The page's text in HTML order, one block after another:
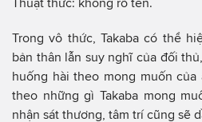
Trong vô thức, Takaba có thể
bản thân lẫn suy nghĩ của đối
huống hài theo mong muốn
theo những gì Takaba mong
nhận sát thương, tâm trí cũng sẽ